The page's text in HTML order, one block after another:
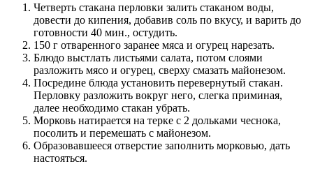
Четверть стакана перловки залить стаканом воды,
довести до кипения, добавив соль по вкусу, и варить до
готовности 40 мин., остудить.
150 г отваренного заранее мяса и огурец нарезать.
Блюдо выстлать листьями салата, потом слоями
разложить мясо и огурец, сверху смазать майонезом.
Посредине блюда установить перевернутый стакан.
Перловку разложить вокруг него, слегка приминая,
далее необходимо стакан убрать.
Морковь натирается на терке с 2 дольками чеснока,
посолить и перемешать с майонезом.
Образовавшееся отверстие заполнить морковью, дать
настояться.